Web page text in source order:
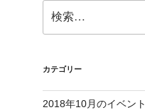
索:
カテゴリー
2018年10月のイベント